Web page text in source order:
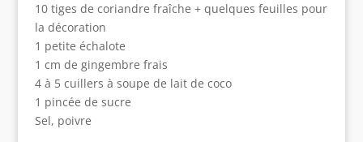
10 tiges de coriandre fraîche + quelques feuilles pour
la décoration
1 petite échalote
1 cm de gingembre frais
4 à 5 cuillers à soupe de lait de coco
1 pincée de sucre
Sel, poivre